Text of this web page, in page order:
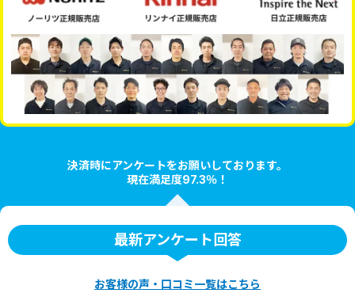
決済時にアンケートをお願いしております。
現在満足度97.3％！
最新アンケート回答
お客様の声・口コミ一覧はこちら